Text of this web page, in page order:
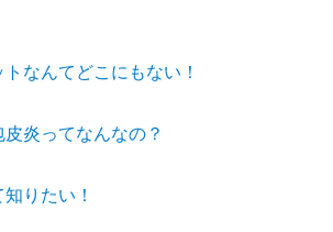
なんてどこにもない！
炎ってなんなの？
りたい！